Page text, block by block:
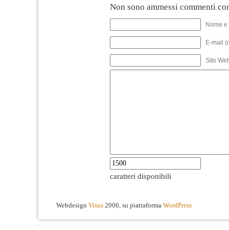
Non sono ammessi commenti
Nome
E-mail
Sito
caratteri disponibili
Webdesign Visus 2006, su piattaforma WordPress